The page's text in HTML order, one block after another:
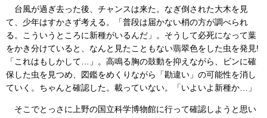
台風が過ぎ去った後、チャンスは来た。なぎ倒された大木を見
て、少年はすかさず考える。「普段は届かない梢の方が調べられ
る。こういうところに新種がいるんだ」。そうして必死になって葉
をかき分けていると、なんと見たこともない翡翠色をした虫を発見!
「これはもしかして…」。高鳴る胸の鼓動を抑えながら、ビンに確
保した虫を見つめ、図鑑をめくりながら「勘違い」の可能性を消し
ていく。ちゃんと確認した。載っていない。「いよいよ新種か…」
そこでとっさに上野の国立科学博物館に行って確認しようと思い